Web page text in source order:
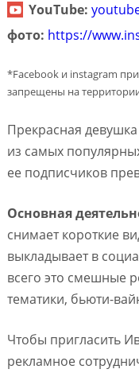
YouTube:
фото: https://
*Facebook и instagram
запрещены на
Прекрасная
из самых
ее подписчиков
Основная
снимает короткие
выкладывает в
всего это смешные
тематики, бьюти-
Чтобы пригласить
рекламное